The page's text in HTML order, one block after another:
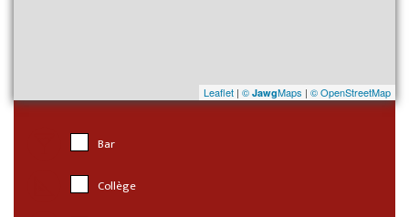
Leaflet | © JawgMaps | © OpenStreetMap
Bar
Collège